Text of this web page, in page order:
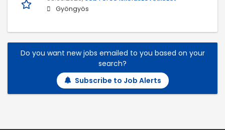
Gyöngyös
Do you want new jobs emailed to you based on your
search?
Subscribe to Job Alerts